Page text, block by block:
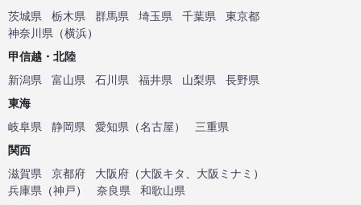
茨城県
栃木県 群馬県 埼玉県 千葉県
東京都
神奈川県 （横浜）
甲信越・北陸
新潟県
富山県 石川県 福井県 山梨県
長野県
東海
岐阜県
静岡県 愛知県 （名古屋）
三重県
関西
滋賀県
京都府 大阪府 （大阪キタ 大阪ミナミ ）
兵庫県 （神戸） 奈良県
和歌山県